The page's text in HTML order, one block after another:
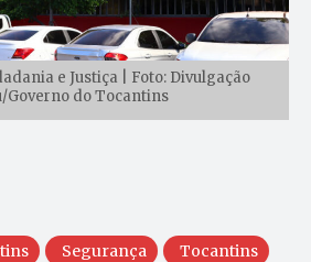
e Justiça | Foto: Divulgação
Governo do Tocantins
Segurança Tocantins